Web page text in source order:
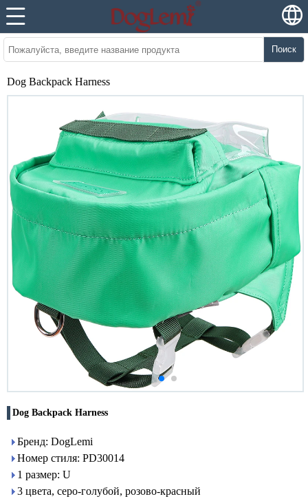
Поиск
Dog Backpack Harness
Dog Backpack Harness
Бренд: DogLemi
Номер стиля: PD30014
1 размер: U
3 цвета, серо-голубой, розово-красный